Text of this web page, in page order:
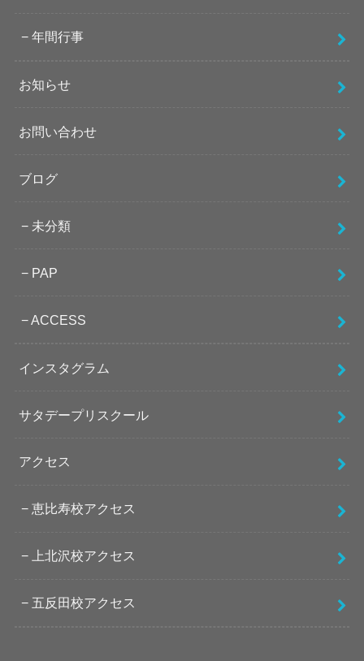
年間行事
お知らせ
お問い合わせ
ブログ
未分類
PAP
ACCESS
インスタグラム
サタデープリスクール
アクセス
恵比寿校アクセス
上北沢校アクセス
五反田校アクセス